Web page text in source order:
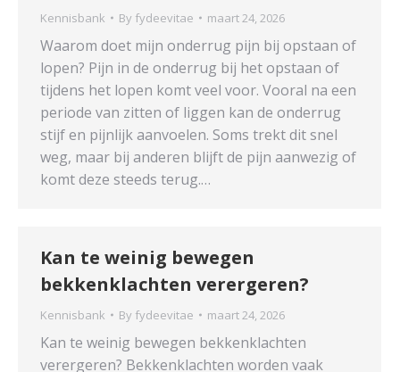
Kennisbank By fydeevitae maart 24, 2026
Waarom doet mijn onderrug pijn bij opstaan of
lopen? Pijn in de onderrug bij het opstaan of
tijdens het lopen komt veel voor. Vooral na een
periode van zitten of liggen kan de onderrug
stijf en pijnlijk aanvoelen. Soms trekt dit snel
weg, maar bij anderen blijft de pijn aanwezig of
komt deze steeds terug.…
Kan te weinig bewegen
bekkenklachten verergeren?
Kennisbank By fydeevitae maart 24, 2026
Kan te weinig bewegen bekkenklachten
verergeren? Bekkenklachten worden vaak